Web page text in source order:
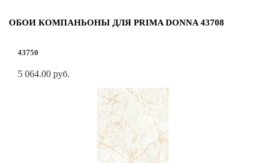
ОБОИ КОМПАНЬОНЫ ДЛЯ PRIMA DONNA 43708
43750
5 064.00 руб.